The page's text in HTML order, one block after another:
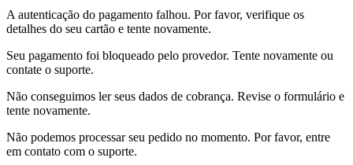
A autenticação do pagamento falhou. Por favor, verifique os
detalhes do seu cartão e tente novamente.
Seu pagamento foi bloqueado pelo provedor. Tente novamente ou
contate o suporte.
Não conseguimos ler seus dados de cobrança. Revise o formulário e
tente novamente.
Não podemos processar seu pedido no momento. Por favor, entre
em contato com o suporte.